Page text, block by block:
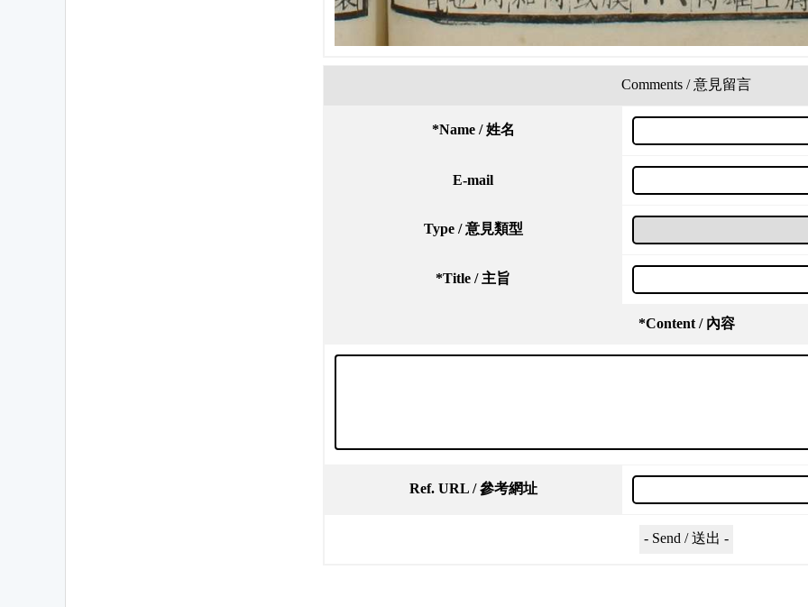
Comments / 意見留言
*Name / 姓名
E-mail
Type / 意見類型
*Title / 主旨
*Content / 內容
Ref. URL / 參考網址